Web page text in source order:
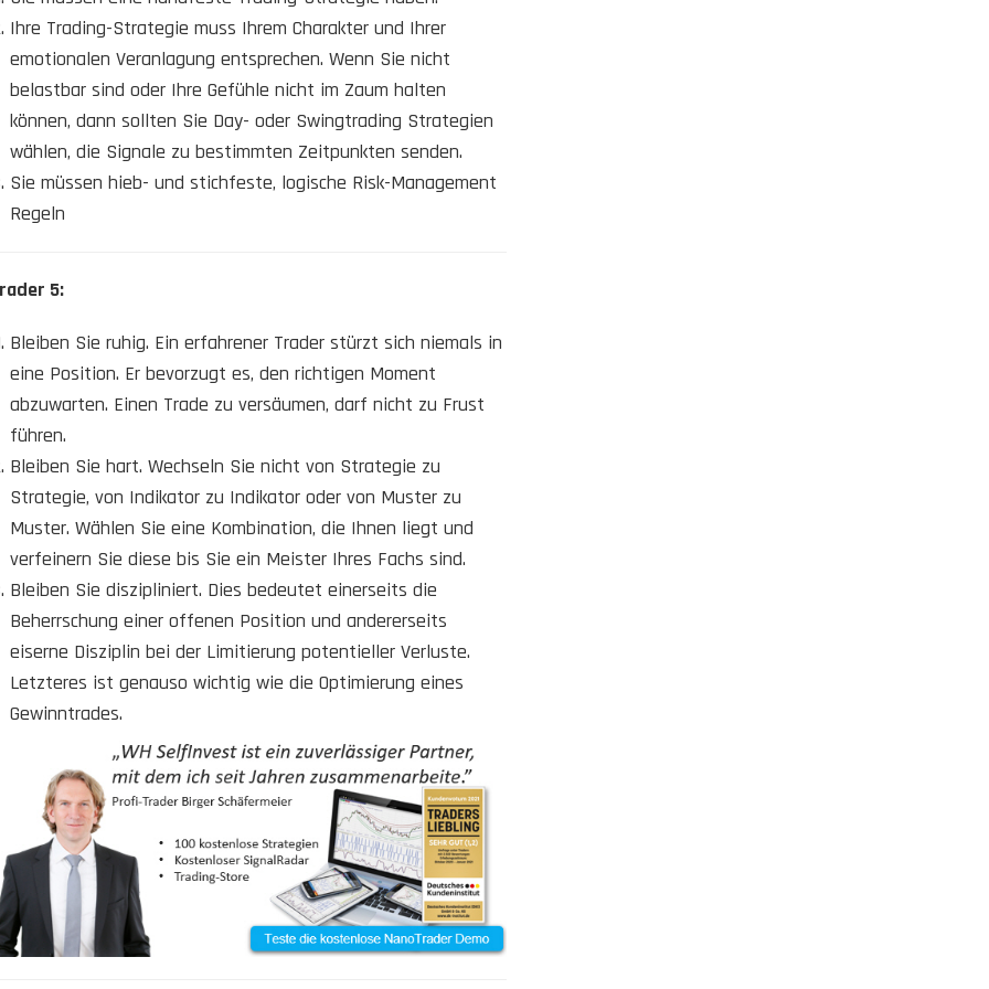
Ihre Trading-Strategie muss Ihrem Charakter und Ihrer
emotionalen Veranlagung entsprechen. Wenn Sie nicht
belastbar sind oder Ihre Gefühle nicht im Zaum halten
können, dann sollten Sie Day- oder Swingtrading Strategien
wählen, die Signale zu bestimmten Zeitpunkten senden.
Sie müssen hieb- und stichfeste, logische Risk-Management
Regeln
5:
Bleiben Sie ruhig. Ein erfahrener Trader stürzt sich niemals in
eine Position. Er bevorzugt es, den richtigen Moment
abzuwarten. Einen Trade zu versäumen, darf nicht zu Frust
führen.
Bleiben Sie hart. Wechseln Sie nicht von Strategie zu
Strategie, von Indikator zu Indikator oder von Muster zu
Muster. Wählen Sie eine Kombination, die Ihnen liegt und
verfeinern Sie diese bis Sie ein Meister Ihres Fachs sind.
Bleiben Sie diszipliniert. Dies bedeutet einerseits die
Beherrschung einer offenen Position und andererseits
eiserne Disziplin bei der Limitierung potentieller Verluste.
Letzteres ist genauso wichtig wie die Optimierung eines
Gewinntrades.